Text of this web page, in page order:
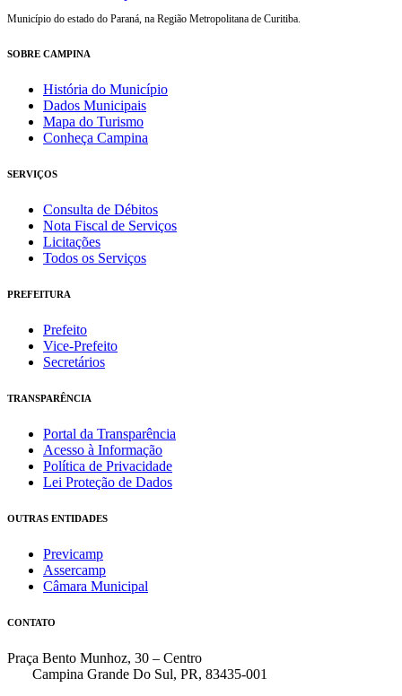
Município do estado do Paraná, na Região Metropolitana de Curitiba.
SOBRE CAMPINA
História do Município
Dados Municipais
Mapa do Turismo
Conheça Campina
SERVIÇOS
Consulta de Débitos
Nota Fiscal de Serviços
Licitações
Todos os Serviços
PREFEITURA
Prefeito
Vice-Prefeito
Secretários
TRANSPARÊNCIA
Portal da Transparência
Acesso à Informação
Política de Privacidade
Lei Proteção de Dados
OUTRAS ENTIDADES
Previcamp
Assercamp
Câmara Municipal
CONTATO
Praça Bento Munhoz, 30 – Centro
Campina Grande Do Sul, PR, 83435-001